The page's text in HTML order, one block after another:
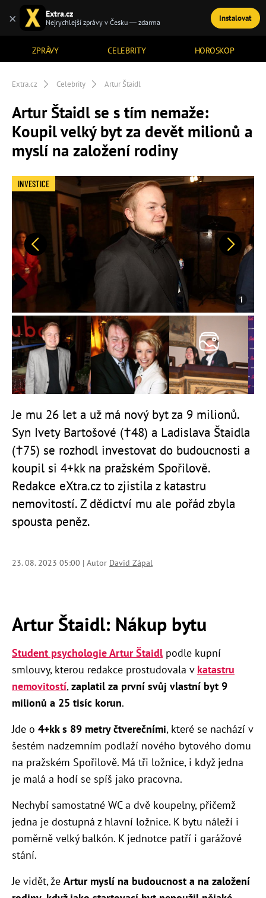
ZPRÁVY CELEBRITY HOROSKOP
TÉMATA
Extra.cz Celebrity Artur Štaidl
Artur Štaidl se s tím nemaže:
Koupil velký byt za devět milionů a
myslí na založení rodiny
Předchozí Další
INVESTICE
Je mu 26 let a už má nový byt za 9 milionů.
Syn Ivety Bartošové (†48) a Ladislava Štaidla
(†75) se rozhodl investovat do budoucnosti a
koupil si 4+kk na pražském Spořilově.
Redakce eXtra.cz to zjistila z katastru
nemovitostí. Z dědictví mu ale pořád zbyla
spousta peněz.
23. 08. 2023 05:00 | Autor David Zápal
Artur Štaidl: Nákup bytu
Student psychologie Artur Štaidlpodle kupní
smlouvy, kterou redakce prostudovala v katastru
nemovitostí,zaplatil za první svůj vlastní byt 9
milionů a 25 tisíc korun.
Jde o 4+kk s 89 metry čtverečními, které se nachází v
šestém nadzemním podlaží nového bytového domu
na pražském Spořilově. Má tři ložnice, i když jedna
je malá a hodí se spíš jako pracovna.
Nechybí samostatné WC a dvě koupelny, přičemž
jedna je dostupná z hlavní ložnice. K bytu náleží i
poměrně velký balkón. K jednotce patří i garážové
stání.
Je vidět, že Artur myslí na budoucnost a na založení
× Extra.cz
Nejrychlejší zprávy v Česku — zdarma Instalovat